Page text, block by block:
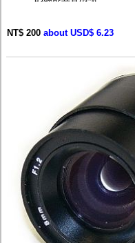
NT$ 200 about USD$ 6.23